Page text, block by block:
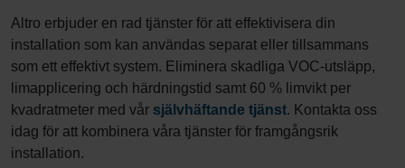
Altro erbjuder en rad tjänster för att effektivisera din
installation som kan användas separat eller tillsammans
som ett effektivt system. Eliminera skadliga VOC-utsläpp,
limapplicering och härdningstid samt 60 % limvikt per
kvadratmeter med vår självhäftande tjänst. Kontakta oss
idag för att kombinera våra tjänster för framgångsrik
installation.